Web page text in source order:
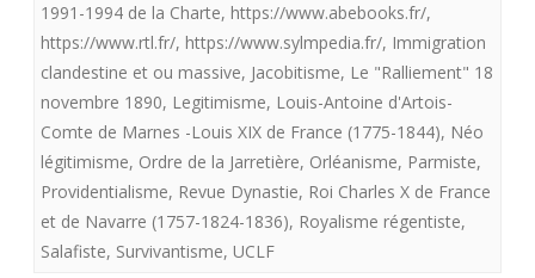
1991-1994 de la Charte, https://www.abebooks.fr/,
https://www.rtl.fr/, https://www.sylmpedia.fr/, Immigration
clandestine et ou massive, Jacobitisme, Le "Ralliement" 18
novembre 1890, Legitimisme, Louis-Antoine d'Artois-
Comte de Marnes -Louis XIX de France (1775-1844), Néo
légitimisme, Ordre de la Jarretière, Orléanisme, Parmiste,
Providentialisme, Revue Dynastie, Roi Charles X de France
et de Navarre (1757-1824-1836), Royalisme régentiste,
Salafiste, Survivantisme, UCLF